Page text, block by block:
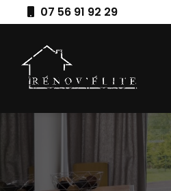
au
principal
07 56 91 92 29